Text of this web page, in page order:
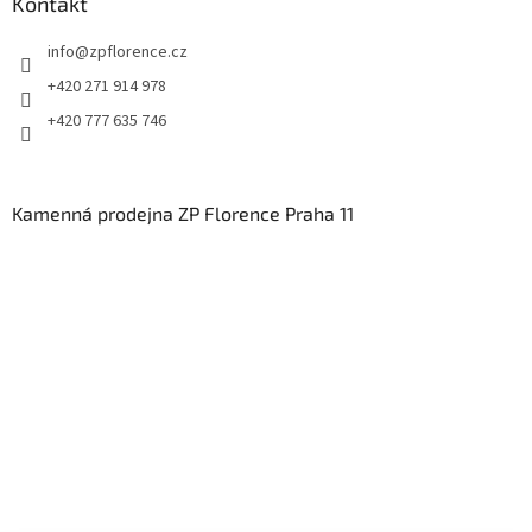
info@zpflorence.cz
+420 271 914 978
+420 777 635 746
Kamenná prodejna ZP Florence Praha 11